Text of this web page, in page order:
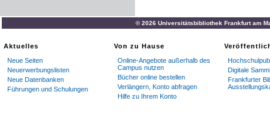
© 2026 Universitätsbibliothek Frankfurt am
Aktuelles
Neue Seiten
Neuerwerbungslisten
Neue Datenbanken
Führungen und Schulungen
Von zu Hause
Online-Angebote außerhalb des
Campus nutzen
Bücher online bestellen
Verlängern, Konto abfragen
Hilfe zu Ihrem Konto
Digitale
Frankfurter